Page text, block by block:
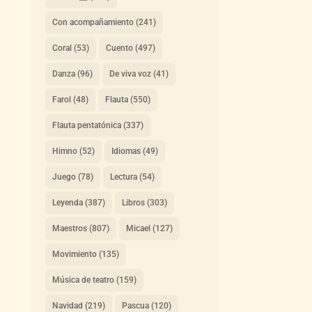
Con acompañamiento(241)
Coral (53) Cuento(497)
Danza(96) De viva voz(41)
Farol (48) Flauta(550)
Flauta pentatónica(337)
Himno(52) Idiomas(49)
Juego(78) Lectura(54)
Leyenda(387) Libros(303)
Maestros(807) Micael (127)
Movimiento(135)
Música de teatro(159)
Navidad (219) Pascua(120)